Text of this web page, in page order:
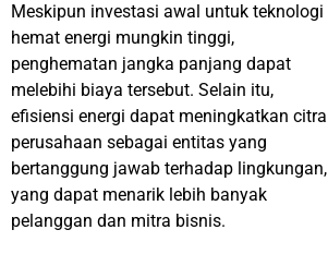
Meskipun investasi awal untuk teknologi
hemat energi mungkin tinggi,
penghematan jangka panjang dapat
melebihi biaya tersebut. Selain itu,
efisiensi energi dapat meningkatkan citra
perusahaan sebagai entitas yang
bertanggung jawab terhadap lingkungan,
yang dapat menarik lebih banyak
pelanggan dan mitra bisnis.